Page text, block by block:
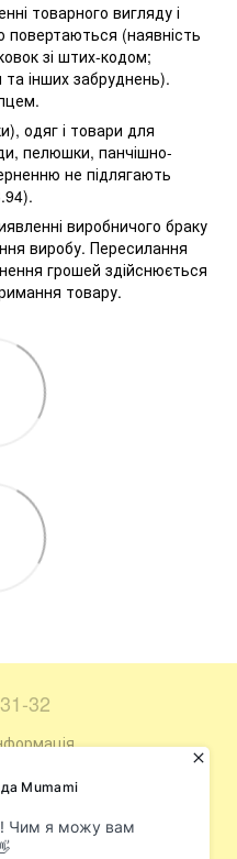
товарного вигляду і
повертаються (наявність
зі штих-кодом;
та інших забруднень).
одяг і товари для
пелюшки, панчішно-
не підлягають
виробничого браку
виробу. Пересилання
грошей здійснюється
товару.
32
сайту